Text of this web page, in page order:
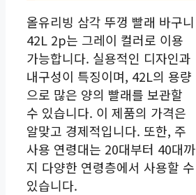
올유리빙 삼각 뚜껑 빨래 바구니
42L 2p는 그레이 컬러로 이용
가능합니다. 실용적인 디자인과
내구성이 특징이며, 42L의 용량
으로 많은 양의 빨래를 보관할
수 있습니다. 이 제품의 가격은
알맞고 경제적입니다. 또한, 주
사용 연령대는 20대부터 40대까
지 다양한 연령층에서 사용할 수
있습니다.